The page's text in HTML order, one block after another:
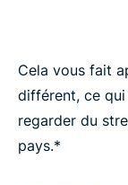
Cela vous fait
différent, ce
regarder du
pays.*